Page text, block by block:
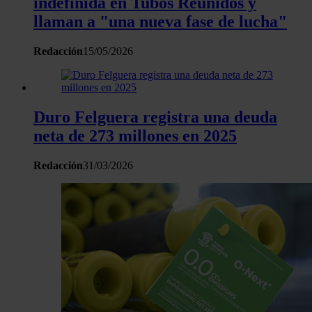
llaman a "una nueva fase de lucha"
Redacción15/05/2026
Duro Felguera registra una deuda
neta de 273 millones en 2025
Redacción31/03/2026